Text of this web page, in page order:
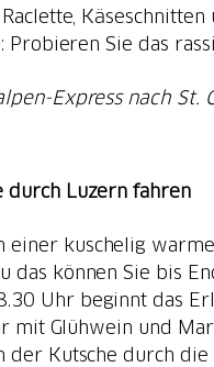
Probieren Sie das
Express nach St.
durch Luzern fahren
einer kuschelig
das können Sie bis
Uhr beginnt das
mit Glühwein und
der Kutsche durch die